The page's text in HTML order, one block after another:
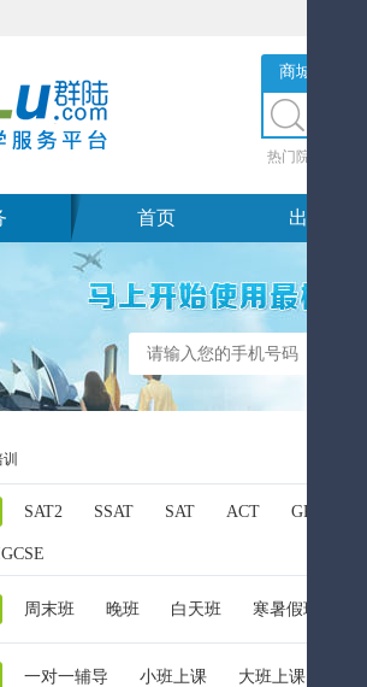
商城服务
热门院校
首页 出国留学
SAT2 SSAT SAT ACT GRE
周末班 晚班 白天班 寒暑假班
一对一辅导 小班上课 大班上课